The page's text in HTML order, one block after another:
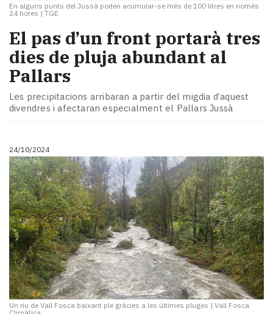
En alguns punts del Jussà poden acumular-se més de 100 litres en només
24 hores | TGE
El pas d’un front portarà tres
dies de pluja abundant al
Pallars
Les precipitacions arribaran a partir del migdia d’aquest
divendres i afectaran especialment el Pallars Jussà
24/10/2024
Un riu de Vall Fosca baixant ple gràcies a les últimes pluges | Vall Fosca